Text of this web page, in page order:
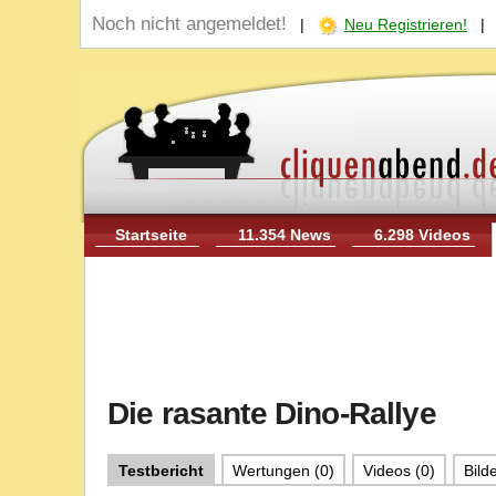
Noch nicht angemeldet! | Neu Registrieren!
Startseite 11.354 News 6.298 Videos
Die rasante Dino-Rallye
Testbericht Wertungen (0) Videos (0)